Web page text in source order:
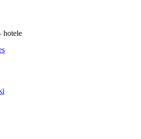
hotele